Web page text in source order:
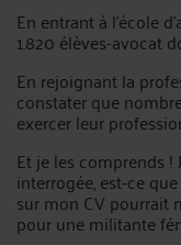
En entrant à l’école
1.820 élèves-avocat
En rejoignant la
constater que
exercer leur
Et je les comprends !
interrogée, est-ce
sur mon CV pourrait
pour une militante